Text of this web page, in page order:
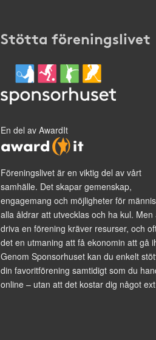
Stötta föreningslivet
En del av AwardIt
Föreningslivet är en viktig del av vårt
samhälle. Det skapar gemenskap,
engagemang och möjligheter för
alla åldrar att utvecklas och ha kul. Men
driva en förening kräver resurser, och
det en utmaning att få ekonomin att gå
Genom Sponsorhuset kan du enkelt
din favoritförening samtidigt som du
online – utan att det kostar dig något